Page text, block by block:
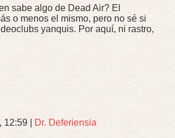
sabe algo de Dead Air? El
o menos el mismo, pero no sé si
yanquis. Por aquí, ni rastro,
12:59 Dr. Deferiensia